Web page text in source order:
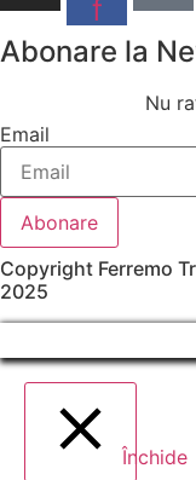
f
Abonare la
Nu
Email
Abonare
Copyright Ferremo
2025
Închide